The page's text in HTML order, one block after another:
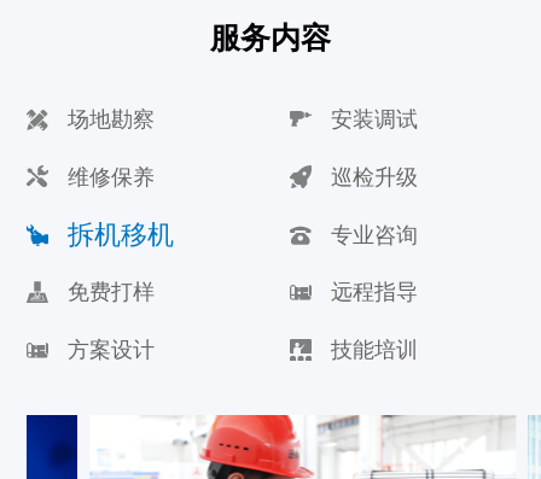
服务内容
场地勘察 安装调试
维修保养 巡检升级
拆机移机 专业咨询
免费打样 远程指导
方案设计 技能培训